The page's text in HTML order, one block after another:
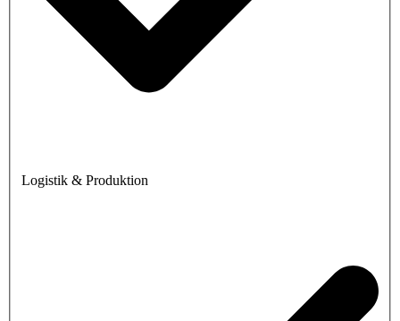
Logistik & Produktion